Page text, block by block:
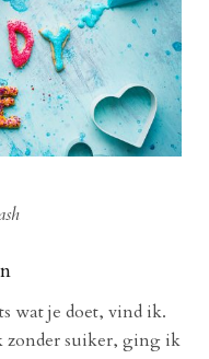
wat je doet, vind ik.
zonder suiker, ging ik